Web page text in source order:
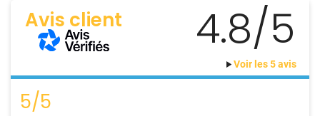
Avis client 4.8/5
Voir les 5 avis
5/5